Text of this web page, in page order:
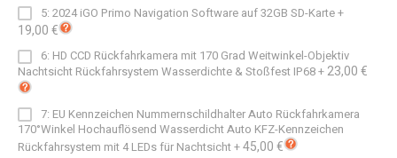
5: 2024 iGO Primo Navigation Software auf 32GB SD-Karte+
19,00 €
6: HD CCD Rückfahrkamera mit 170 Grad Weitwinkel-Objektiv
Nachtsicht Rückfahrsystem Wasserdichte & Stoßfest IP68+23,00 €
7: EU Kennzeichen Nummernschildhalter Auto Rückfahrkamera
170°Winkel Hochauflösend Wasserdicht Auto KFZ-Kennzeichen
Rückfahrsystem mit 4 LEDs für Nachtsicht+45,00 €